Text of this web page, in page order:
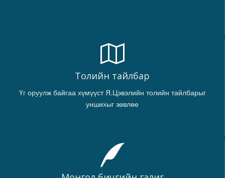
Толийн тайлбар
Үг оруулж байгаа хүмүүст Я.Цэвэлийн толийн тайлбарыг
уншихыг зөвлөе